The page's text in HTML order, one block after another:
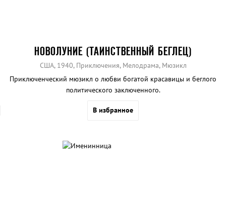
НОВОЛУНИЕ (ТАИНСТВЕННЫЙ БЕГЛЕЦ)
США, 1940, Приключения, Мелодрама, Мюзикл
Приключенческий мюзикл о любви богатой красавицы и беглого
политического заключенного.
В избранное